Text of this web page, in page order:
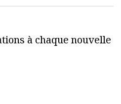
à chaque nouvelle